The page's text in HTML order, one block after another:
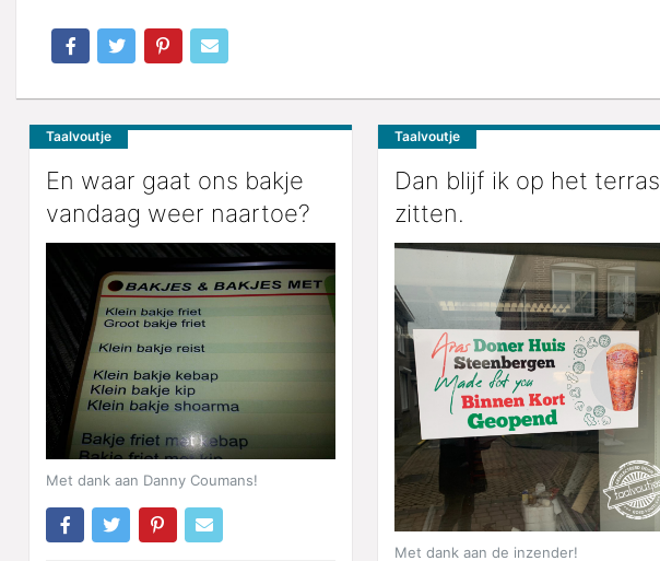
Taalvoutje
En waar gaat ons bakje
vandaag weer naartoe?
Met dank aan Danny Coumans!
Taalvoutje
Dan blijf ik op het terras
zitten.
Met dank aan de inzender!